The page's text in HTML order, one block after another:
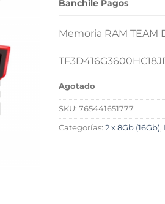
Banchile Pagos
Memoria RAM TEAM
Agotado
SKU: 765441651777
Categorías: 2 x 8Gb (16Gb),